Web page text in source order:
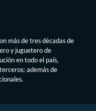
más de tres décadas de
y juguetero de
en todo el país,
además de